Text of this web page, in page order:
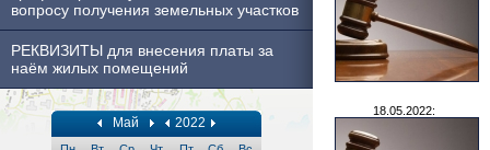
вопросу получения земельных участков
РЕКВИЗИТЫ для внесения платы за
наём жилых помещений
Май 2022
18.05.2022: